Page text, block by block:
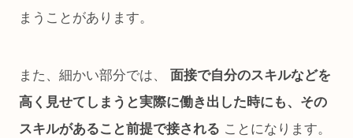
まうことがあります。
また、細かい部分では、 面接で自分のスキルなどを
高く見せてしまうと実際に働き出した時にも、その
スキルがあること前提で接される ことになります。